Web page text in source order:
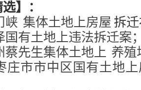
】：
峡 集体土地上房屋 拆
国有土地上违法拆迁案
蔡先生集体土地上 养殖
庄市市中区国有土地